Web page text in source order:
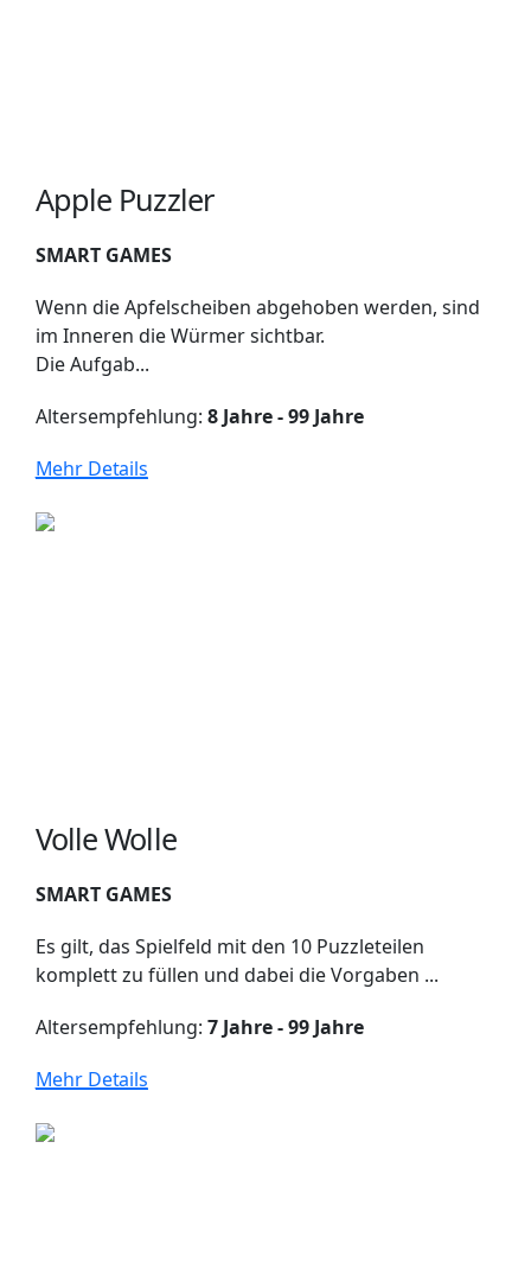
Apple Puzzler
SMART GAMES
Wenn die Apfelscheiben abgehoben werden, sind
im Inneren die Würmer sichtbar.
Die Aufgab...
Altersempfehlung: 8 Jahre - 99 Jahre
Mehr Details
Volle Wolle
SMART GAMES
Es gilt, das Spielfeld mit den 10 Puzzleteilen
komplett zu füllen und dabei die Vorgaben ...
Altersempfehlung: 7 Jahre - 99 Jahre
Mehr Details